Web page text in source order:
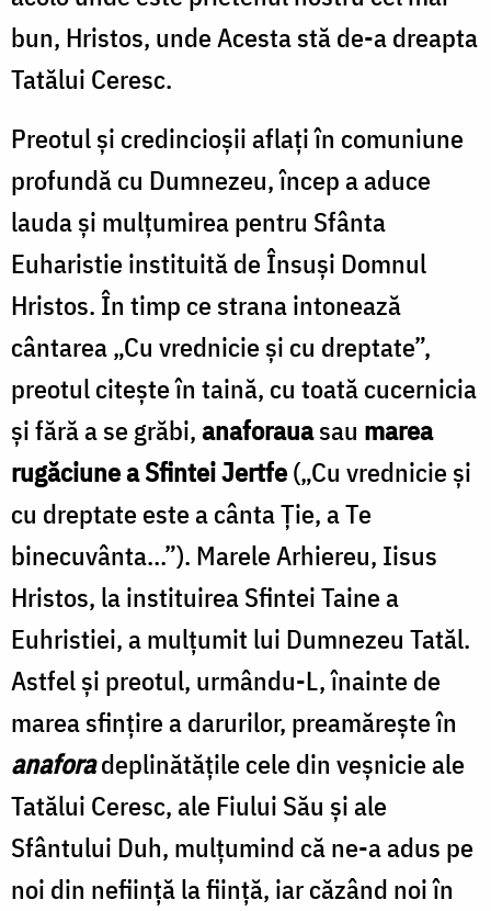
bun, Hristos, unde Acesta stă de-a dreapta
Tatălui Ceresc.
Preotul și credincioșii aflați în comuniune
profundă cu Dumnezeu, încep a aduce
lauda și mulțumirea pentru Sfânta
Euharistie instituită de Însuși Domnul
Hristos. În timp ce strana intonează
cântarea „Cu vrednicie și cu dreptate”,
preotul citește în taină, cu toată cucernicia
și fără a se grăbi,anaforauasau marea
rugăciune a Sfintei Jertfe(„Cu vrednicie și
cu dreptate este a cânta Ție, a Te
binecuvânta…”). Marele Arhiereu, Iisus
Hristos, la instituirea Sfintei Taine a
Euhristiei, a mulțumit lui Dumnezeu Tatăl.
Astfel și preotul, urmându-L, înainte de
marea sfințire a darurilor, preamărește în
anaforadeplinătățile cele din veșnicie ale
Tatălui Ceresc, ale Fiului Său și ale
Sfântului Duh, mulțumind că ne-a adus pe
noi din neființă la ființă, iar căzând noi în